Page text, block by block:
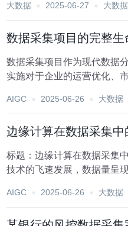
质量下降，进而影响后续的
大数据 2025-06-27 大数据
数据采集项目的完整生
数据采集项目作为现代数据
实施对于企业的运营优化、
到最终的数据应用与反馈，
AIGC 2025-06-26 大数据
边缘计算在数据采集中
标题：边缘计算在数据采集
技术的飞速发展，数据量呈
缘计算作为一种分布式计算
AIGC 2025-06-26 大数据